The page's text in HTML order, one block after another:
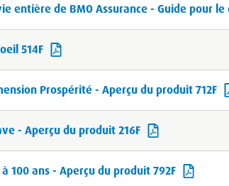
entière de BMO Assurance - Guide pour le
514F
Prospérité - Aperçu du produit 712F
- Aperçu du produit 216F
100 ans - Aperçu du produit 792F